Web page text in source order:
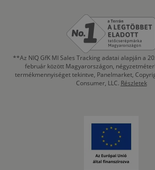
**Az NIQ GfK MI Sales Tracking adatai alapján a
február között Magyarországon,
termékmennyiséget tekintve, Panelmarket,
Consumer, LLC. Részletek